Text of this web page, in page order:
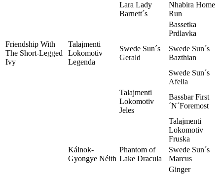
Lara Lady
Barnett´s
Nhabira Home
Run
Bassetka
Prdlavka
Friendship With
The Short-Legged
Ivy
Talajmenti
Lokomotiv
Legenda
Swede Sun´s
Gerald
Swede Sun´s
Bazthian
Swede Sun´s
Afelia
Talajmenti
Lokomotiv
Jeles
Bassbar First
´N´Foremost
Talajmenti
Lokomotiv
Fruska
Kálnok-
Gyongye Néith
Phantom of
Lake Dracula
Swede Sun´s
Marcus
Ginger